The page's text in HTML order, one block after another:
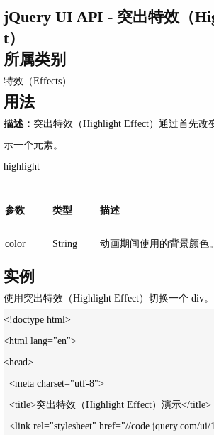
jQuery UI API - 突出特效（
t）
所属类别
特效（Effects）
用法
描述： 突出特效（Highlight Effect）通过首先改
示一个元素。
highlight
参数 类型 描述
color String 动画期间使用的背景颜色。
实例
使用突出特效（Highlight Effect）切换一个 div。
<!doctype html>
<html lang="en">
<head>